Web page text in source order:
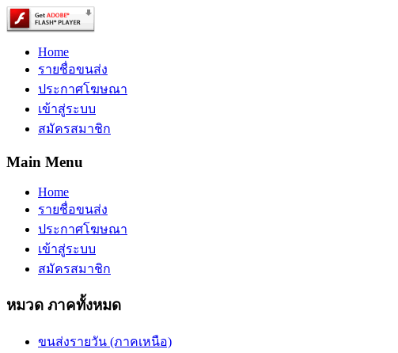
Home
รายชื่อขนส่ง
ประกาศโฆษณา
เข้าสู่ระบบ
สมัครสมาชิก
Main Menu
Home
รายชื่อขนส่ง
ประกาศโฆษณา
เข้าสู่ระบบ
สมัครสมาชิก
หมวด ภาคทั้งหมด
ขนส่งรายวัน (ภาคเหนือ)